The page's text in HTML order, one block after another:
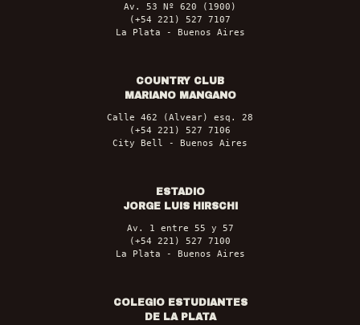
Av. 53 Nº 620 (1900)
(+54 221) 527 7107
La Plata - Buenos Aires
COUNTRY CLUB
MARIANO MANGANO
Calle 462 (Alvear) esq. 28
(+54 221) 527 7106
City Bell - Buenos Aires
ESTADIO
JORGE LUIS HIRSCHI
Av. 1 entre 55 y 57
(+54 221) 527 7100
La Plata - Buenos Aires
COLEGIO ESTUDIANTES
DE LA PLATA